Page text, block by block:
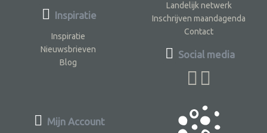
Inspiratie
Inspiratie
Nieuwsbrieven
Blog
Landelijk netwerk
Inschrijven maandagenda
Contact
Social media
Mijn Account